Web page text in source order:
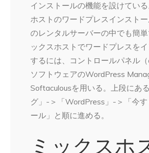
インストールの機能を設けてい
ホストのワードプレスインスト
のレンタルサーバーの中でも簡単
ックスホストでワードプレスを
するには、コントロールパネル
ソフトウェアのWordPress
Softaculousを用いる。上段にあ
グ」-＞「WordPress」-＞「今す
ール」と順に進める。
ミックスホ